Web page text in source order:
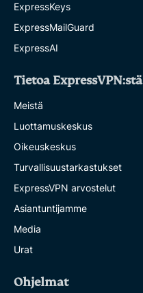
ExpressKeys
ExpressMailGuard
ExpressAI
Tietoa ExpressVPN:stä
Meistä
Luottamuskeskus
Oikeuskeskus
Turvallisuustarkastukset
ExpressVPN arvostelut
Asiantuntijamme
Media
Urat
Ohjelmat